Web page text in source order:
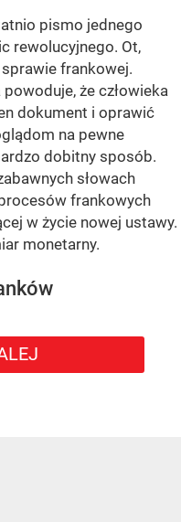
pismo jednego
rewolucyjnego. Ot,
frankowej.
że człowieka
dokument i oprawić
na pewne
dobitny sposób.
słowach
frankowych
w życie nowej ustawy.
monetarny.